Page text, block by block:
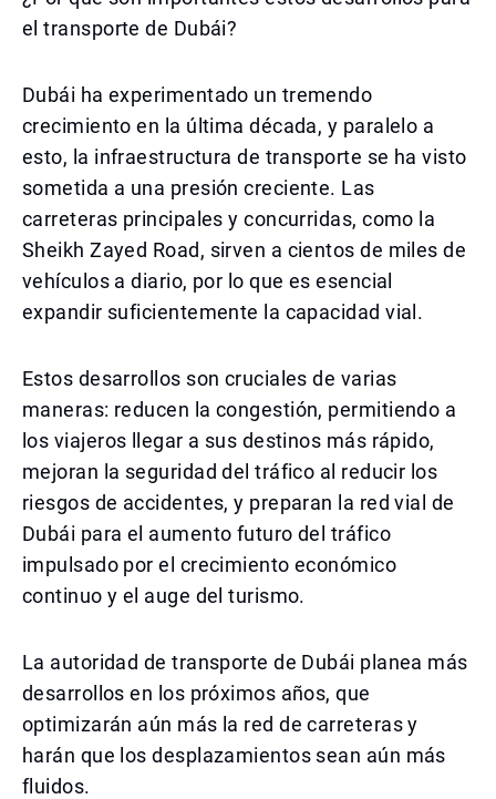
el transporte de Dubái?
Dubái ha experimentado un tremendo
crecimiento en la última década, y paralelo a
esto, la infraestructura de transporte se ha visto
sometida a una presión creciente. Las
carreteras principales y concurridas, como la
Sheikh Zayed Road, sirven a cientos de miles de
vehículos a diario, por lo que es esencial
expandir suficientemente la capacidad vial.
Estos desarrollos son cruciales de varias
maneras: reducen la congestión, permitiendo a
los viajeros llegar a sus destinos más rápido,
mejoran la seguridad del tráfico al reducir los
riesgos de accidentes, y preparan la red vial de
Dubái para el aumento futuro del tráfico
impulsado por el crecimiento económico
continuo y el auge del turismo.
La autoridad de transporte de Dubái planea más
desarrollos en los próximos años, que
optimizarán aún más la red de carreteras y
harán que los desplazamientos sean aún más
fluidos.